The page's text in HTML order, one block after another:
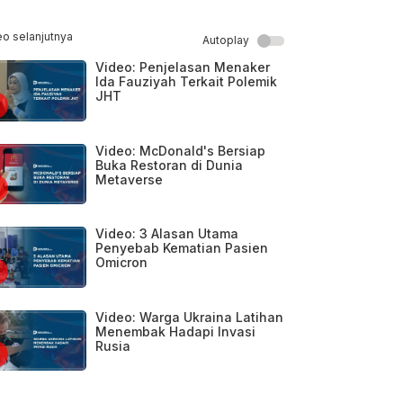
selanjutnya Autoplay
Video: Penjelasan Menaker
Ida Fauziyah Terkait Polemik
JHT
Video: McDonald's Bersiap
Buka Restoran di Dunia
Metaverse
Video: 3 Alasan Utama
Penyebab Kematian Pasien
Omicron
Video: Warga Ukraina Latihan
Menembak Hadapi Invasi
Rusia